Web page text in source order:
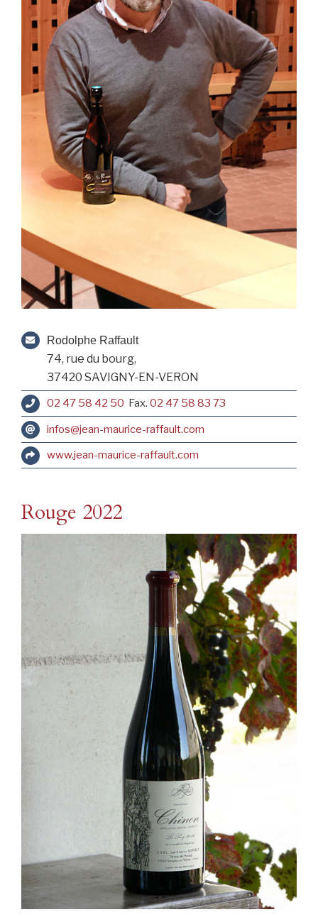
Rodolphe Raffault
74, rue du bourg,
37420 SAVIGNY-EN-VERON
02 47 58 42 50 Fax. 02 47 58 83 73
infos@jean-maurice-raffault.com
www.jean-maurice-raffault.com
Rouge 2022